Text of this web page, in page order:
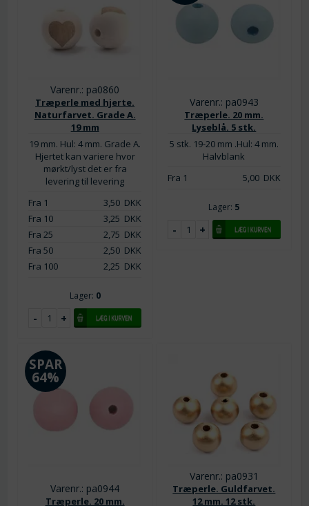
Varenr.: pa0860
Træperle med hjerte.
Naturfarvet. Grade A.
19 mm
19 mm. Hul: 4 mm. Grade A.
Hjertet kan variere hvor
mørkt/lyst det er fra
levering til levering
Fra 1
3,50DKK
Fra 10
3,25 DKK
Fra 25
2,75 DKK
Fra 50
2,50DKK
Fra 100
2,25 DKK
Lager: 0
Varenr.: pa0943
Træperle. 20 mm.
Lyseblå. 5 stk.
5 stk. 19-20 mm .Hul: 4 mm.
Halvblank
Fra 1
5,00DKK
Lager: 5
SPAR
64%
Varenr.: pa0944
Træperle. 20 mm.
Varenr.: pa0931
Træperle. Guldfarvet.
12 mm. 12 stk.